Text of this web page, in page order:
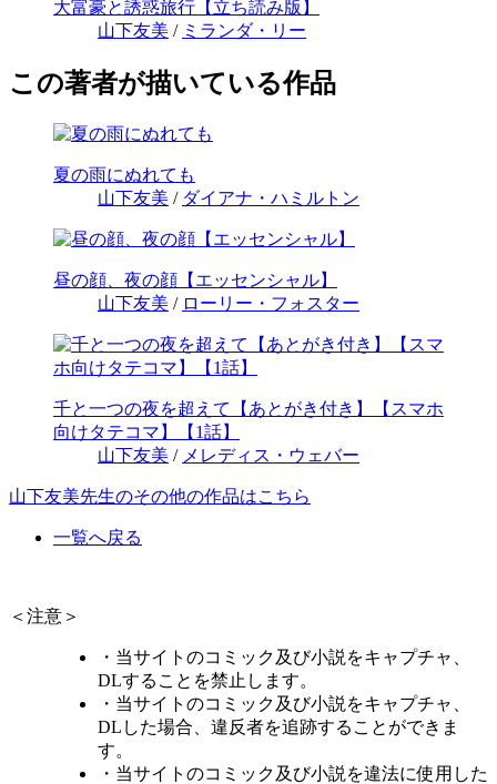
大富豪と誘惑旅行【立ち読み版】
山下友美 / ミランダ・リー
この著者が描いている作品
夏の雨にぬれても
山下友美 / ダイアナ・ハミルトン
昼の顔、夜の顔【エッセンシャル】
山下友美 / ローリー・フォスター
千と一つの夜を超えて【あとがき付き】【スマホ
向けタテコマ】【1話】
山下友美 / メレディス・ウェバー
山下友美先生のその他の作品はこちら
一覧へ戻る
＜注意＞
・当サイトのコミック及び小説をキャプチャ、
DLすることを禁止します。
・当サイトのコミック及び小説をキャプチャ、
DLした場合、違反者を追跡することができま
す。
・当サイトのコミック及び小説を違法に使用した